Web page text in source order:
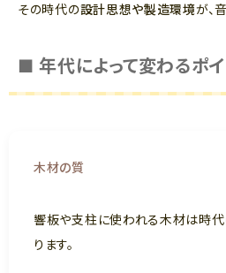
その時代の設計思想や製造環境が、
■ 年代によって変わるポ
木材の質
響板や支柱に使われる木材は時
ります。